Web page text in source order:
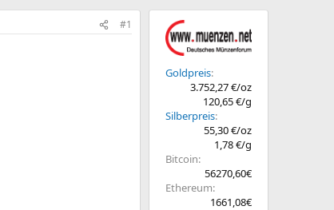
#1
Goldpreis
3.752,27 €/oz
120,65 €/g
Silberpreis
55,30 €/oz
1,78 €/g
Bitcoin
56270,60€
Ethereum
1661,08€